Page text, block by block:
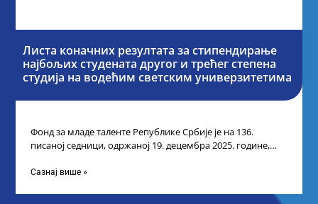
Листа коначних резултата за стипендирање
најбољих студената другог и трећег степена
студија на водећим светским универзитетима
Фонд за младе таленте Републике Србије је на 136.
писаној седници, одржаној 19. децембра 2025. године,
Сазнај више »